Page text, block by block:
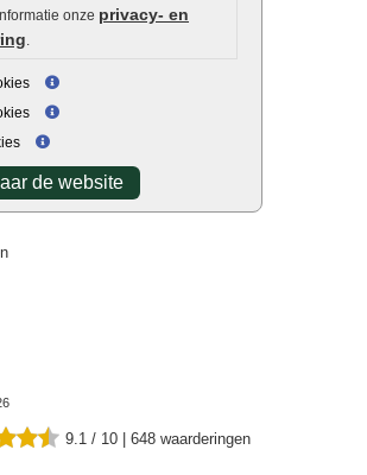
onze privacy- en
.
de website
9.1 / 10 | 648 waarderingen